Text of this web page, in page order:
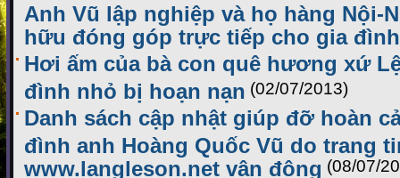
Anh Vũ lập nghiệp và họ hàng Nội-
hữu đóng góp trực tiếp cho gia đình
Hơi ấm của bà con quê hương xứ
đình nhỏ bị hoạn nạn (02/07/2013)
Danh sách cập nhật giúp đỡ hoàn
đình anh Hoàng Quốc Vũ do trang
www.langleson.net vận động (08/07/